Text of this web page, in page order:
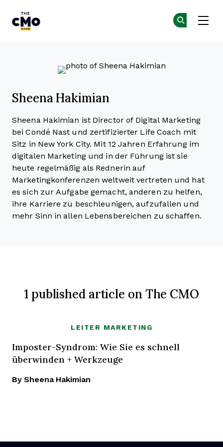
Sheena Hakimian
Sheena Hakimian ist Director of Digital Marketing
bei Condé Nast und zertifizierter Life Coach mit
Sitz in New York City. Mit 12 Jahren Erfahrung im
digitalen Marketing und in der Führung ist sie
heute regelmäßig als Rednerin auf
Marketingkonferenzen weltweit vertreten und hat
es sich zur Aufgabe gemacht, anderen zu helfen,
ihre Karriere zu beschleunigen, aufzufallen und
mehr Sinn in allen Lebensbereichen zu schaffen.
1 published article on The CMO
LEITER MARKETING
Imposter-Syndrom: Wie Sie es schnell
überwinden + Werkzeuge
By Sheena Hakimian